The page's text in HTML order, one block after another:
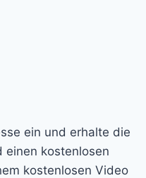
ein und erhalte die
einen kostenlosen
kostenlosen Video